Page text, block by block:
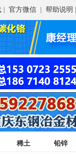
官方微信 帮助说明
稀土 铅锌